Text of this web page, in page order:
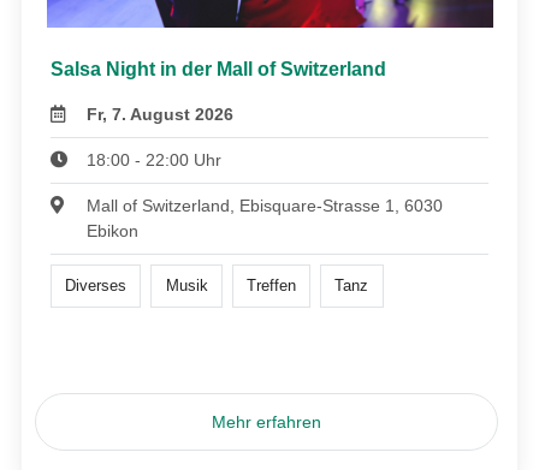
Salsa Night in der Mall of Switzerland
Fr, 7. August 2026
18:00 - 22:00 Uhr
Mall of Switzerland, Ebisquare-Strasse 1, 6030
Ebikon
Diverses Musik Treffen Tanz
Mehr erfahren